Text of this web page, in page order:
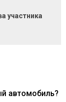
участника
автомобиль?